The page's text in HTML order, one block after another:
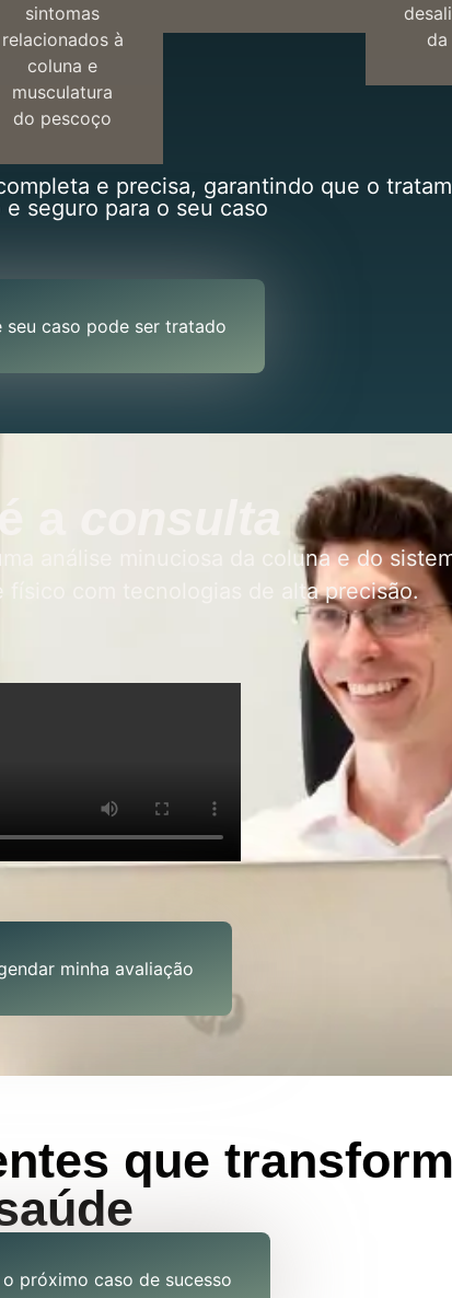
sintomas
relacionados à
coluna e
musculatura
do pescoço
da
e precisa, garantindo que o
seguro para o seu caso
seu caso pode ser tratado
a
análise minuciosa da coluna e do
físico com tecnologias de alta precisão.
minha avaliação
que
próximo caso de sucesso